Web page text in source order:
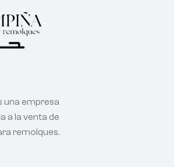
una empresa
a la venta de
remolques.